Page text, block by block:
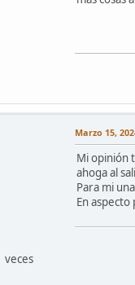
veces
Marzo 15,
Mi opinión
ahoga al
Para mi
En